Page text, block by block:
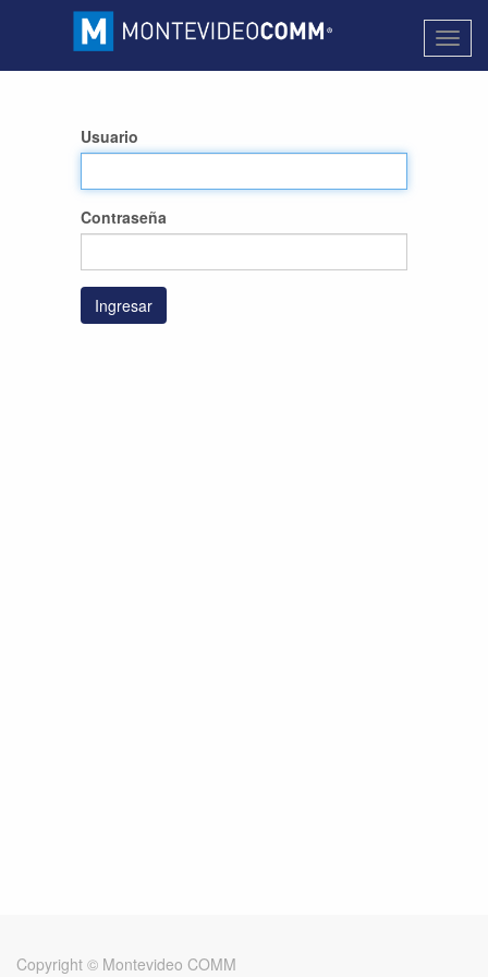
Usuario
Contraseña
Ingresar
Copyright © Montevideo COMM